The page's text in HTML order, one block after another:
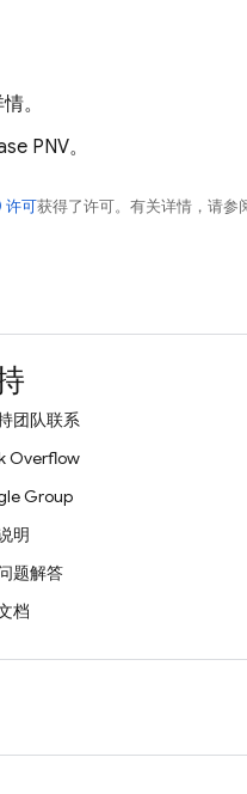
。
PNV。
许可获得了许可。有关详情，请参
团队联系
Overflow
Group
明
题解答
档